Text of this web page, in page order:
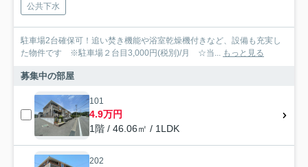
公共下水
駐車場2台確保可！追い焚き機能や浴室乾燥機付きなど、設備も充実し
た物件です ※駐車場２台目3,000円(税別)/月 ☆当...
もっと見る
募集中の部屋
101
4.9万円
1階 / 46.06㎡ / 1LDK
202